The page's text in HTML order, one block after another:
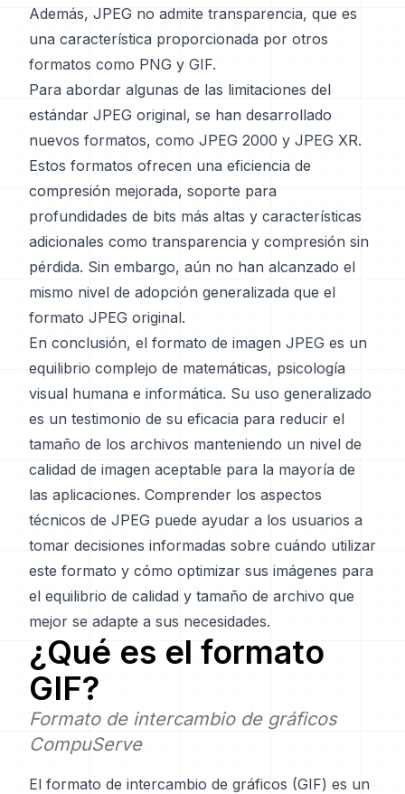
Además, JPEG no admite transparencia, que es
una característica proporcionada por otros
formatos como PNG y GIF.
Para abordar algunas de las limitaciones del
estándar JPEG original, se han desarrollado
nuevos formatos, como JPEG 2000 y JPEG XR.
Estos formatos ofrecen una eficiencia de
compresión mejorada, soporte para
profundidades de bits más altas y características
adicionales como transparencia y compresión sin
pérdida. Sin embargo, aún no han alcanzado el
mismo nivel de adopción generalizada que el
formato JPEG original.
En conclusión, el formato de imagen JPEG es un
equilibrio complejo de matemáticas, psicología
visual humana e informática. Su uso generalizado
es un testimonio de su eficacia para reducir el
tamaño de los archivos manteniendo un nivel de
calidad de imagen aceptable para la mayoría de
las aplicaciones. Comprender los aspectos
técnicos de JPEG puede ayudar a los usuarios a
tomar decisiones informadas sobre cuándo utilizar
este formato y cómo optimizar sus imágenes para
el equilibrio de calidad y tamaño de archivo que
mejor se adapte a sus necesidades.
¿Qué es el formato
GIF?
Formato de intercambio de gráficos
CompuServe
El formato de intercambio de gráficos (GIF) es un